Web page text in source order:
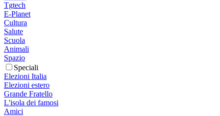
Tgtech
E-Planet
Cultura
Salute
Scuola
Animali
Spazio
Speciali
Elezioni Italia
Elezioni estero
Grande Fratello
L'isola dei famosi
Amici